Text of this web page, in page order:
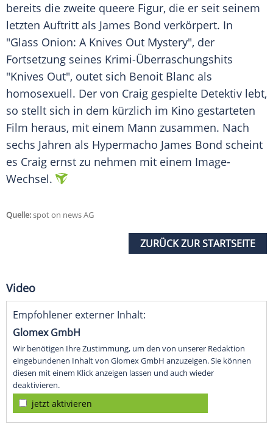
bereits die zweite queere Figur, die er seit seinem
letzten Auftritt als James Bond verkörpert. In
"Glass Onion: A Knives Out Mystery", der
Fortsetzung seines Krimi-Überraschungshits
"Knives Out", outet sich Benoit Blanc als
homosexuell. Der von Craig gespielte Detektiv lebt,
so stellt sich in dem kürzlich im Kino gestarteten
Film heraus, mit einem Mann zusammen. Nach
sechs Jahren als Hypermacho James Bond scheint
es Craig ernst zu nehmen mit einem Image-
Wechsel.
Quelle:spot on news AG
ZURÜCK ZUR STARTSEITE
Video
Empfohlener externer Inhalt:
Glomex GmbH
Wir benötigen Ihre Zustimmung, um den von unserer Redaktion
eingebundenen Inhalt von Glomex GmbH anzuzeigen. Sie können
diesen mit einem Klick anzeigen lassen und auch wieder
deaktivieren.
jetzt aktivieren